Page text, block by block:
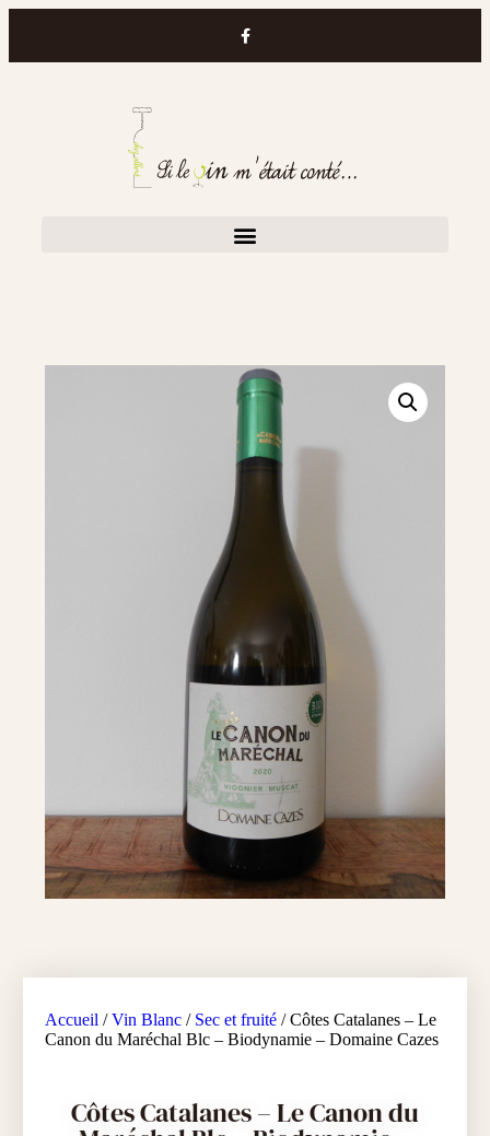
Accueil /Vin Blanc/ Sec et fruité/ Côtes Catalanes – Le
Canon du Maréchal Blc – Biodynamie – Domaine Cazes
Côtes Catalanes – Le Canon du